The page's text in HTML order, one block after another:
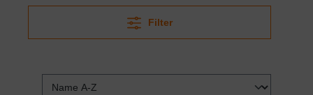
Filter